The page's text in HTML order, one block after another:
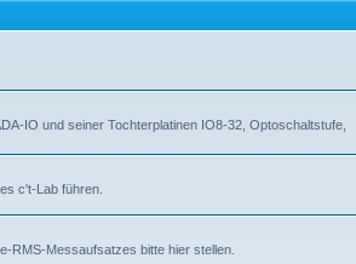
IO und seiner Tochterplatinen IO8-32, Optoschaltstufe,
c't-Lab führen.
RMS-Messaufsatzes bitte hier stellen.